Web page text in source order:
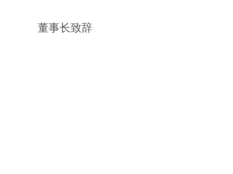
董事长致辞